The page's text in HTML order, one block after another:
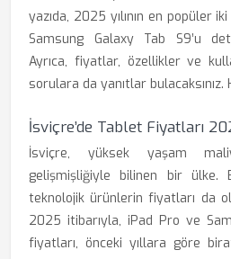
yazıda, 2025 yılının en popüler
Samsung Galaxy Tab S9’u
Ayrıca, fiyatlar, özellikler ve
sorulara da yanıtlar bulacaksınız.
İsviçre’de Tablet Fiyatları
İsviçre, yüksek yaşam
gelişmişliğiyle bilinen bir ülke.
teknolojik ürünlerin fiyatları da
2025 itibarıyla, iPad Pro ve
fiyatları, önceki yıllara göre